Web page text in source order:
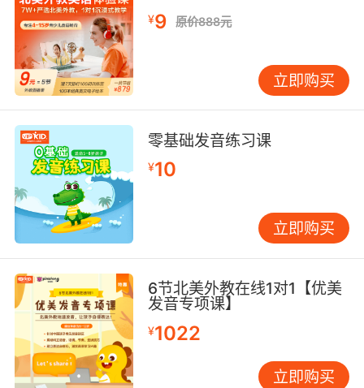
¥9 原价888元
立即购买
零基础发音练习课
¥10
立即购买
6节北美外教在线1对1【优美
发音专项课】
¥1022
立即购买